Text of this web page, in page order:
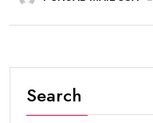
Search